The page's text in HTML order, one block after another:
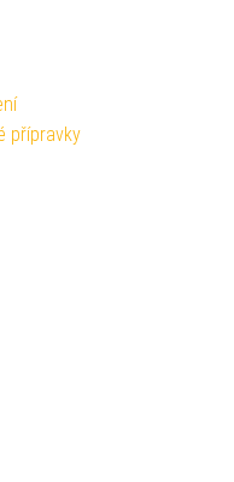
přípravky